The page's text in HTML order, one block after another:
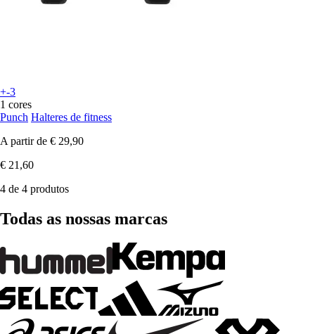
+-3
1 cores
Punch Halteres de fitness
A partir de € 29,90
€ 21,60
4 de 4 produtos
Todas as nossas marcas